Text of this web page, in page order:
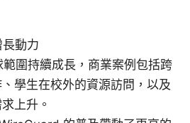
動力
圍持續成長，商業案例包括跨
學生在校外的資源訪問，以及
上升。